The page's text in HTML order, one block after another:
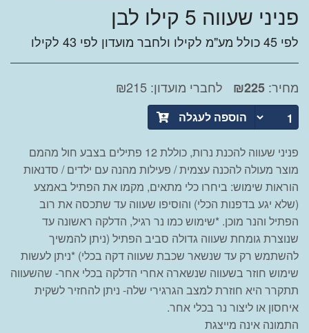
פניני שעווה 5 קילו לבן
לפי 45 כולל מע"מ לקילו ולחבר מועדון לפי 43 לקילו
מחיר: ₪225 לחברי מועדון: ₪215
הוספה לעגלה
פניני שעווה להכנת נרות, כוללת 12 פתילים בצבע חול מהמם
מוצר מעולה להכנה עצמית / פעילות מהנה עם ילדים / סדנאות
הוראות שימוש: ביחרו כלי מתאים, מקמו את הפתיל באמצע
(שלא יגע בדפנות הכלי) והוסיפו שעווה עד שתכסה את רוב
הפתיל והנר מוכן. *שימוש כמו נר רגיל, הדלקה ראשונה עד
שנוצרת גומחת שעווה גדולה סביב הפתיל (ניתן להמשיך
להשתמש רק עד שנשאר שכבת שעווה דקה בכלי) *ניתן לעשות
שימוש חוזר בשעווה שנשארה אחרי הדלקה בכלי אחר- שהשעווה
תתקרר היא חוזרת למצב הגרגירי שלה- ניתן להחזיר לשקית
איחסון או ליצור נר בכלי אחר.
התמונה אינה מייצגת